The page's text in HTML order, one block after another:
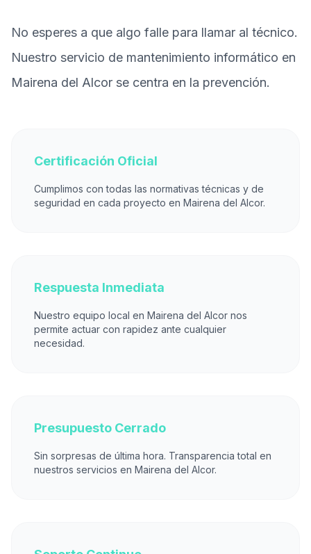
No esperes a que algo falle para llamar al técnico.
Nuestro servicio de mantenimiento informático en
Mairena del Alcor se centra en la prevención.
Certificación Oficial
Cumplimos con todas las normativas técnicas y de
seguridad en cada proyecto en Mairena del Alcor.
Respuesta Inmediata
Nuestro equipo local en Mairena del Alcor nos
permite actuar con rapidez ante cualquier
necesidad.
Presupuesto Cerrado
Sin sorpresas de última hora. Transparencia total en
nuestros servicios en Mairena del Alcor.